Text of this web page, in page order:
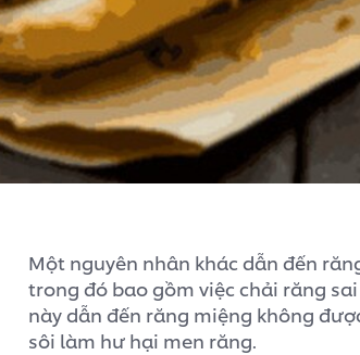
Một nguyên nhân khác dẫn đến
trong đó bao gồm việc chải răng
này dẫn đến răng miệng không
sôi làm hư hại men răng.